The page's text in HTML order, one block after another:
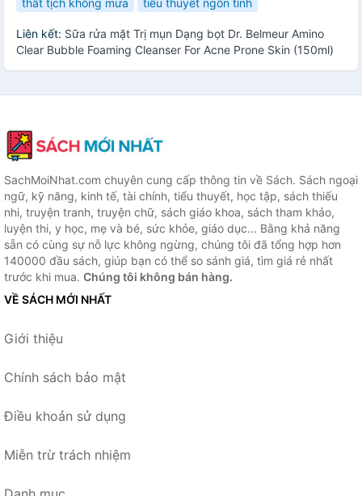
Liên kết: Sữa rửa mặt Trị mụn Dạng bọt Dr. Belmeur Amino
Clear Bubble Foaming Cleanser For Acne Prone Skin (150ml)
SachMoiNhat.com chuyên cung cấp thông tin về Sách. Sách ngoại
ngữ, kỹ năng, kinh tế, tài chính, tiểu thuyết, học tập, sách thiếu
nhi, truyện tranh, truyện chữ, sách giáo khoa, sách tham khảo,
luyện thi, y học, mẹ và bé, sức khỏe, giáo dục... Bằng khả năng
sẵn có cùng sự nỗ lực không ngừng, chúng tôi đã tổng hợp hơn
140000 đầu sách, giúp bạn có thể so sánh giá, tìm giá rẻ nhất
trước khi mua. Chúng tôi không bán hàng.
VỀ SÁCH MỚI NHẤT
Giới thiệu
Chính sách bảo mật
Điều khoản sử dụng
Miễn trừ trách nhiệm